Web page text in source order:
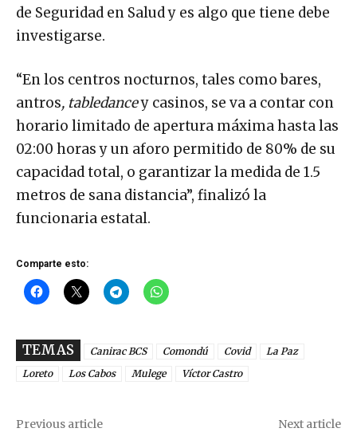
de Seguridad en Salud y es algo que tiene debe
investigarse.
“En los centros nocturnos, tales como bares,
antros, tabledancey casinos, se va a contar con
horario limitado de apertura máxima hasta las
02:00 horas y un aforo permitido de 80% de su
capacidad total, o garantizar la medida de 1.5
metros de sana distancia”, finalizó la
funcionaria estatal.
Comparte esto:
TEMAS Canirac BCS Comondú Covid
La Paz
Loreto
Los Cabos Mulege Víctor Castro
Previous article Next article